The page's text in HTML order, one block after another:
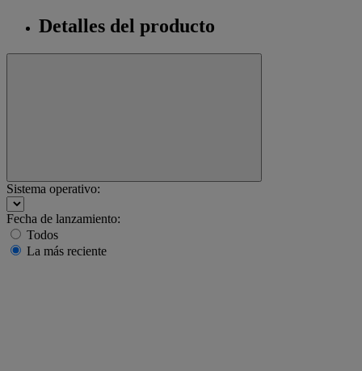
Detalles del producto
Sistema operativo:
Fecha de lanzamiento:
Todos
La más reciente